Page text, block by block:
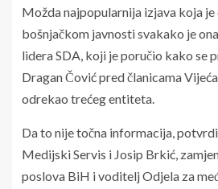
Možda najpopularnija izjava koja
bošnjačkom javnosti svakako je
lidera SDA, koji je poručio kako se
Dragan Čović pred članicama
odrekao trećeg entiteta.
Da to nije točna informacija,
Medijski Servis i Josip Brkić,
poslova BiH i voditelj Odjela za